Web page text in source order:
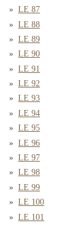
LE 87
LE 88
LE 89
LE 90
LE 91
LE 92
LE 93
LE 94
LE 95
LE 96
LE 97
LE 98
LE 99
LE 100
LE 101